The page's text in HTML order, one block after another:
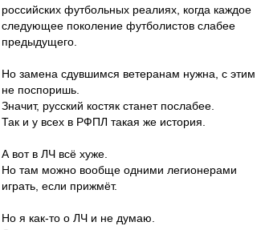
российских футбольных реалиях, когда каждое
следующее поколение футболистов слабее
предыдущего.
Но замена сдувшимся ветеранам нужна, с этим
не поспоришь.
Значит, русский костяк станет послабее.
Так и у всех в РФПЛ такая же история.
А вот в ЛЧ всё хуже.
Но там можно вообще одними легионерами
играть, если прижмёт.
Но я как-то о ЛЧ и не думаю.